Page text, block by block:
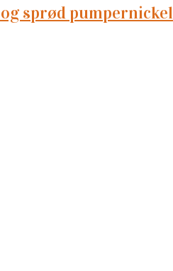
sprød pumpernickel